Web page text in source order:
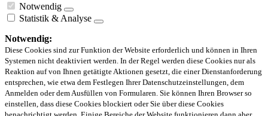
Notwendig
Statistik & Analyse
Notwendig:
Diese Cookies sind zur Funktion der Website erforderlich und können in Ihren
Systemen nicht deaktiviert werden. In der Regel werden diese Cookies nur als
Reaktion auf von Ihnen getätigte Aktionen gesetzt, die einer Dienstanforderung
entsprechen, wie etwa dem Festlegen Ihrer Datenschutzeinstellungen, dem
Anmelden oder dem Ausfüllen von Formularen. Sie können Ihren Browser so
einstellen, dass diese Cookies blockiert oder Sie über diese Cookies